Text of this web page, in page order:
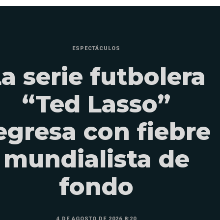
ESPECTÁCULOS
serie futbolera
“Ted Lasso”
con fiebre
mundialista de
fondo